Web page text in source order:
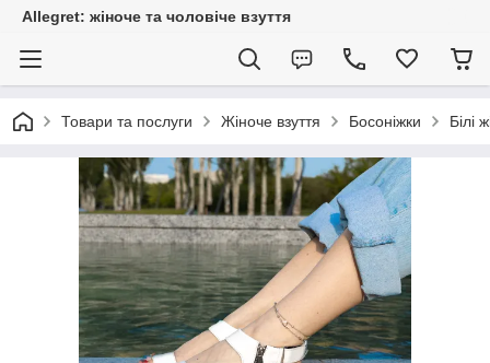
Allegret: жіноче та чоловіче взуття
Товари та послуги Жіноче взуття Босоніжки Білі